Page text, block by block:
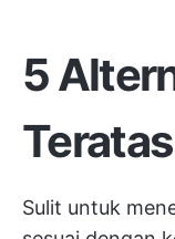
5
Teratas
Sulit untuk